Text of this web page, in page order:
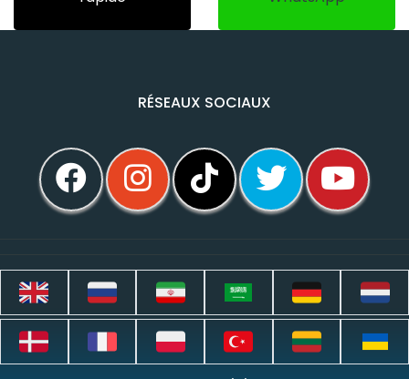
RÉSEAUX SOCIAUX